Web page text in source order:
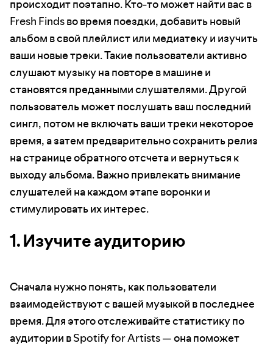
происходит поэтапно. Кто-то может найти вас в
Fresh Finds во время поездки, добавить новый
альбом в свой плейлист или медиатеку и изучить
ваши новые треки. Такие пользователи активно
слушают музыку на повторе в машине и
становятся преданными слушателями. Другой
пользователь может послушать ваш последний
сингл, потом не включать ваши треки некоторое
время, а затем предварительно сохранить релиз
на странице обратного отсчета и вернуться к
выходу альбома. Важно привлекать внимание
слушателей на каждом этапе воронки и
стимулировать их интерес.
1. Изучите аудиторию
Сначала нужно понять, как пользователи
взаимодействуют с вашей музыкой в последнее
время. Для этого отслеживайте статистику по
аудитории в Spotify for Artists — она поможет